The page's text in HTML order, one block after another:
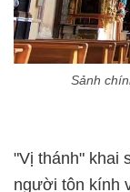
Sảnh
"Vị thánh" khai
người tôn kính